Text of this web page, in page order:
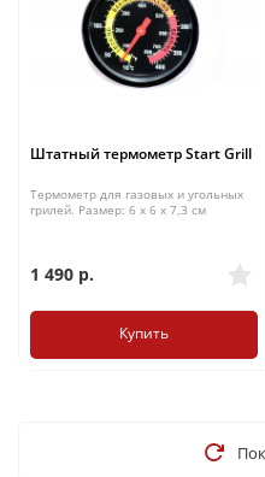
Штатный термометр Start Grill
Термометр для газовых и угольных
грилей. Размер: 6 x 6 x 7,3 см
1 490 р.
Купить